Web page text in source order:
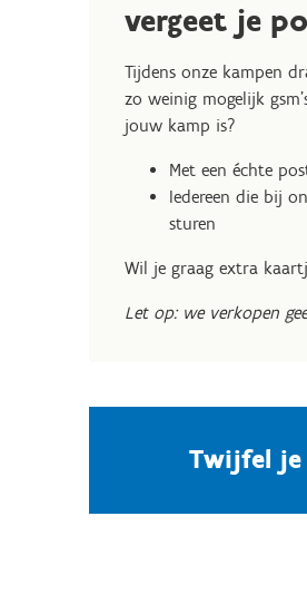
vergeet je
Tijdens onze kampen
zo weinig mogelijk
jouw kamp is?
Met een échte
Iedereen die bij
sturen
Wil je graag extra
Let op: we verkopen
Twijfel